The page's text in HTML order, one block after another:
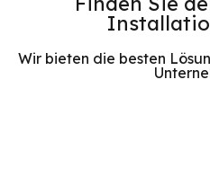
Wir bieten die besten